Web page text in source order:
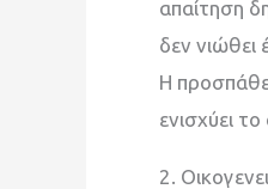
απαίτηση
δεν νιώθει
Η
ενισχύει
2.